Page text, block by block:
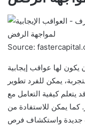
Source:
لها عواقب إيجابية
يمكن للفرد تطوير
يتعلم كيفية التعامل مع
كما يمكن للاستفادة من
جديدة واستكشاف فرص